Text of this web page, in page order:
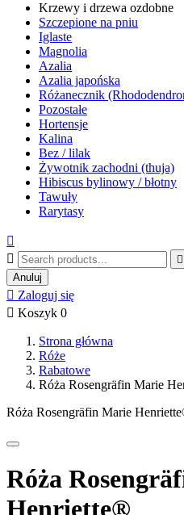
Krzewy i drzewa ozdobne
Szczepione na pniu
Iglaste
Magnolia
Azalia
Azalia japońska
Różanecznik
Pozostałe
Hortensje
Kalina
Bez / lilak
Żywotnik zachodni (thuja)
Hibiscus bylinowy / błotny
Tawuły
Rarytasy



Anuluj
 Zaloguj się
 Koszyk 0
Strona główna
Róże
Rabatowe
Róża Rosengräfin Marie
Róża Rosengräfin Marie
Róża
Henriette®